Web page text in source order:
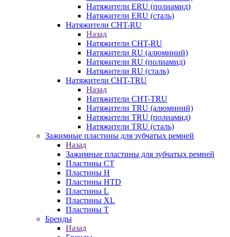
Натяжители ERU (полиамид)
Натяжители ERU (сталь)
Натяжители CHT-RU
Назад
Натяжители CHT-RU
Натяжители RU (алюминий)
Натяжители RU (полиамид)
Натяжители RU (сталь)
Натяжители CHT-TRU
Назад
Натяжители CHT-TRU
Натяжители TRU (алюминий)
Натяжители TRU (полиамид)
Натяжители TRU (сталь)
Зажимные пластины для зубчатых ремней
Назад
Зажимные пластины для зубчатых ремней
Пластины CT
Пластины H
Пластины HTD
Пластины L
Пластины XL
Пластины T
Бренды
Назад